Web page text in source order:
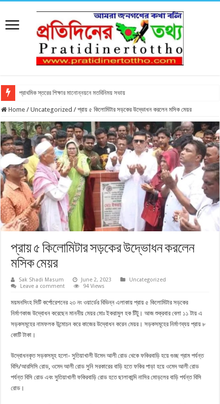
প্রাথমিক স্তরের শিক্ষার মানোন্নয়নে মতবিনিময় সভায়
Home / Uncategorized / প্রায় ৫ কিলোমিটার সড়কের উদ্ভোধন করলেন মসিক মেয়র
প্রায় ৫ কিলোমিটার সড়কের উদ্ভোধন করলেন
মসিক মেয়র
Sak Shadi Masum June 2, 2023
Uncategorized
Leave a comment
94 Views
ময়মনসিংহ সিটি কর্পোরেশনের ২৩ নং ওয়ার্ডের বিভিন্ন এলাকায় প্রায় ৫ কিলোমিটার সড়কের
নির্মাণকাজ উদ্বোধন করেছেন মাননীয় মেয়র মোঃ ইকরামুল হক টিটু। আজ শুক্রবার বেলা ১১ টায় এ
সড়কসমূহের নামফলক উন্মোচন করে কাজের উদ্বোধন করেন মেয়র। সড়কসমূহের নির্মাণব্যয় প্রায় ৮
কোটি টাকা।
উদ্বোধনকৃত সড়কসমূহ হলো- সুতিয়াখালী উমেদ আলী রোড থেকে ফকিরবাড়ি হয়ে গুচ্ছ গ্রাম পর্যন্ত
বিসি/আরসিসি রোড, ওমেদ আলী রোড সুনি সরকারের বাড়ি হতে ফকির পাড়া হয়ে ওমেদ আলী রোড
পর্যন্ত বিসি রোড এবং সুতিয়াখালী ফকিরবাড়ি রোড হতে ছালাকান্দি নাসির মোড়লের বাড়ি পর্যন্ত বিসি
রোড।